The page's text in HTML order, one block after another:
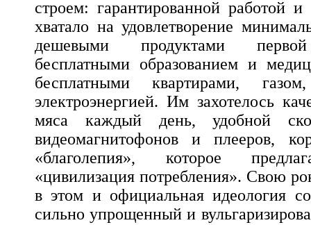
строем: гарантированной работой и
хватало на удовлетворение
дешевыми продуктами первой
бесплатными образованием и
бесплатными квартирами,
электроэнергией. Им захотелось
мяса каждый день, удобной
видеомагнитофонов и плееров,
«благолепия», которое
«цивилизация потребления». Свою
в этом и официальная идеология
сильно упрощенный и